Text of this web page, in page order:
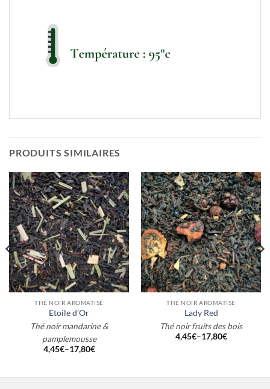
PRODUITS SIMILAIRES
THÉ NOIR AROMATISÉ
Etoile d’Or
Thé noir mandarine &
pamplemousse
4,45€–17,80€
THÉ NOIR AROMATISÉ
Lady Red
Thé noir fruits des bois
4,45€–17,80€